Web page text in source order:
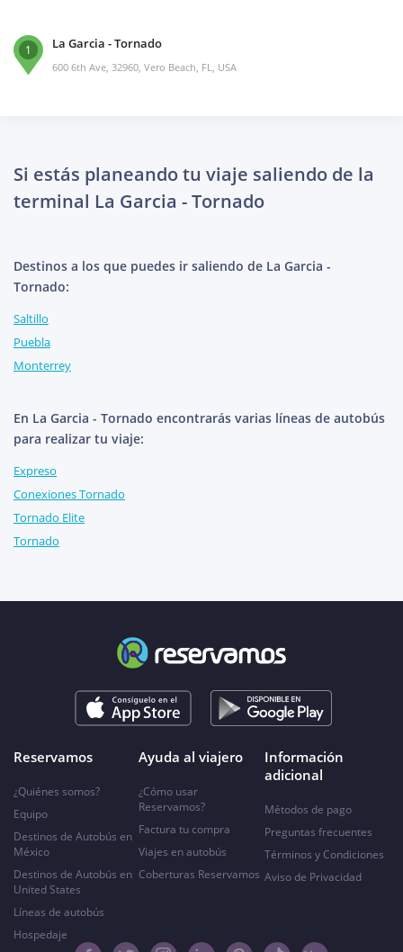
1 La Garcia - Tornado
600 6th Ave, 32960, Vero Beach, FL, USA
Si estás planeando tu viaje saliendo de la
terminal La Garcia - Tornado
Destinos a los que puedes ir saliendo de La Garcia -
Tornado:
Saltillo
Puebla
Monterrey
En La Garcia - Tornado encontrarás varias líneas de autobús
para realizar tu viaje:
Expreso
Conexiones Tornado
Tornado Elite
Tornado
Reservamos
¿Quiénes somos?
Equipo
Destinos de Autobús en
México
Destinos de Autobús en
United States
Líneas de autobús
Hospedaje
Ayuda al viajero
¿Cómo usar
Reservamos?
Factura tu compra
Viajes en autobús
Coberturas Reservamos
Información
adicional
Métodos de pago
Preguntas frecuentes
Términos y Condiciones
Aviso de Privacidad